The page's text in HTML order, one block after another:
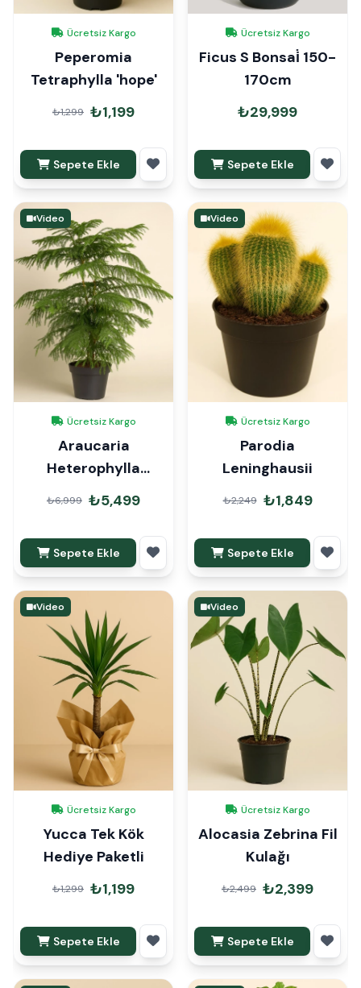
Ücretsiz Kargo
Peperomia
Tetraphylla 'hope'
₺1,299 ₺1,199
Sepete Ekle
Ücretsiz Kargo
Ficus S Bonsai̇ 150-
170cm
₺29,999
Sepete Ekle
Video
Ücretsiz Kargo
Araucaria
Heterophylla
Arokarya Çam 110-
120cm
₺6,999 ₺5,499
Sepete Ekle
Video
Ücretsiz Kargo
Parodia
Leninghausii
₺2,249 ₺1,849
Sepete Ekle
Video
Ücretsiz Kargo
Yucca Tek Kök
Hediye Paketli
₺1,299 ₺1,199
Sepete Ekle
Video
Ücretsiz Kargo
Alocasia Zebrina Fil
Kulağı
₺2,499 ₺2,399
Sepete Ekle